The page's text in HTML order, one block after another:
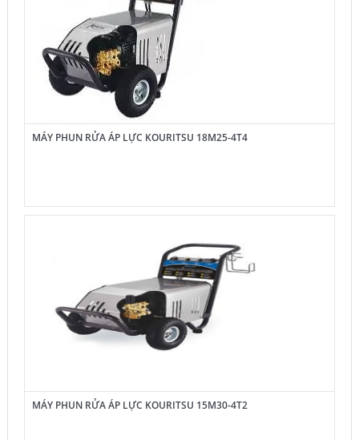
MÁY PHUN RỬA ÁP LỰC KOURITSU 18M25-4T4
MÁY PHUN RỬA ÁP LỰC KOURITSU 15M30-4T2